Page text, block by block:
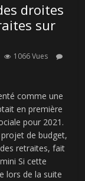
droites
sur
1066 Vues
comme une
en première
pour 2021.
de budget,
retraites, fait
Si cette
lors de la suite